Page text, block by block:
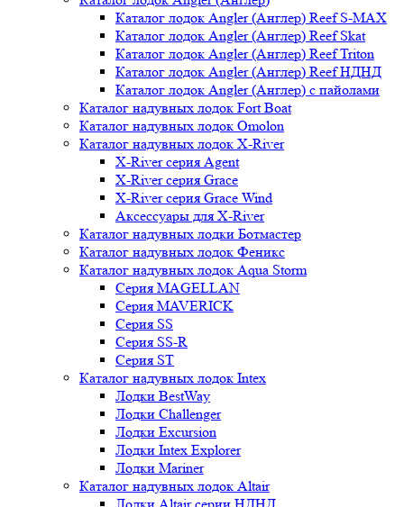
Каталог лодок Angler (Англер) Reef S-MAX
Каталог лодок Angler (Англер) Reef Skat
Каталог лодок Angler (Англер) Reef Triton
Каталог лодок Angler (Англер) Reef НДНД
Каталог лодок Angler (Англер) с пайолами
Каталог надувных лодок Fort Boat
Каталог надувных лодок Omolon
Каталог надувных лодок X-River
X-River серия Agent
X-River серия Grace
X-River серия Grace Wind
Аксессуары для X-River
Каталог надувных лодки Ботмастер
Каталог надувных лодок Феникc
Каталог надувных лодок Aqua Storm
Серия MAGELLAN
Серия MAVERICK
Серия SS
Серия SS-R
Серия ST
Каталог надувных лодок Intex
Лодки BestWay
Лодки Challenger
Лодки Excursion
Лодки Intex Explorer
Лодки Mariner
Каталог надувных лодок Altair